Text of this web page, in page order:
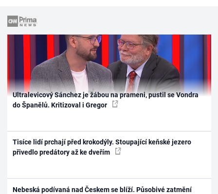
Ultralevicový Sánchez je žábou na prameni, pustil se Vondra
do Španělů. Kritizoval i Gregor
Tisíce lidí prchají před krokodýly. Stoupající keňské jezero
přivedlo predátory až ke dveřím
Nebeská podívaná nad Českem se blíží. Působivé zatmění